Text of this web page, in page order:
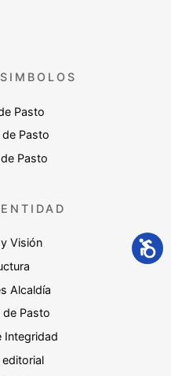
Pasto
de Pasto
Pasto
Visión
Alcaldía
Pasto
Integridad
editorial